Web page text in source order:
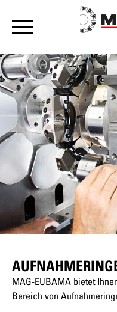
MAG-EUBAMA bietet
Bereich von